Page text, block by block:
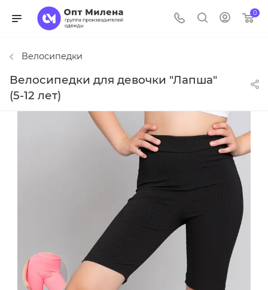
0
Велосипедки
Велосипедки для девочки "Лапша"
(5-12 лет)